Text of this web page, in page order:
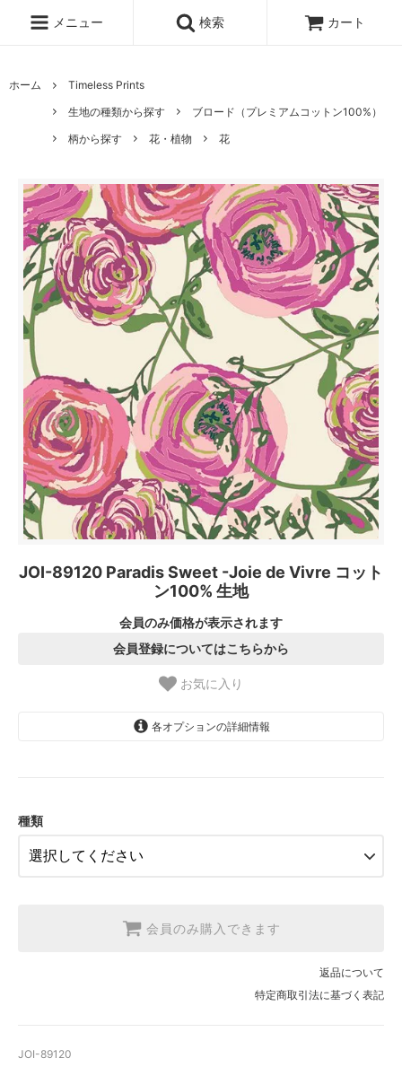
メニュー 検索 カート
ホーム
Timeless Prints
生地の種類から探す
ブロード（プレミアムコットン100%）
柄から探す
花・植物 花
JOI-89120 Paradis Sweet -Joie de Vivre コット
ン100% 生地
会員のみ価格が表示されます
会員登録についてはこちらから
お気に入り
各オプションの詳細情報
【2026/9/20〆10月発送予定分】
種類
会員のみ購入できます
返品について
特定商取引法に基づく表記
JOI-89120